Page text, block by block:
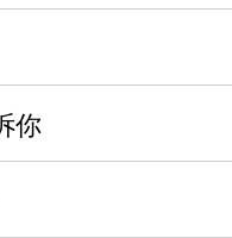
你